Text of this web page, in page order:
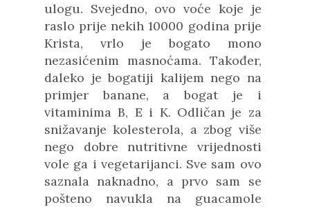
ulogu. Svejedno, ovo voće koje je
raslo prije nekih 10000 godina prije
Krista, vrlo je bogato mono
nezasićenim masnoćama. Također,
daleko je bogatiji kalijem nego na
primjer banane, a bogat je i
vitaminima B, E i K. Odličan je za
snižavanje kolesterola, a zbog više
nego dobre nutritivne vrijednosti
vole ga i vegetarijanci. Sve sam ovo
saznala naknadno, a prvo sam se
pošteno navukla na guacamole